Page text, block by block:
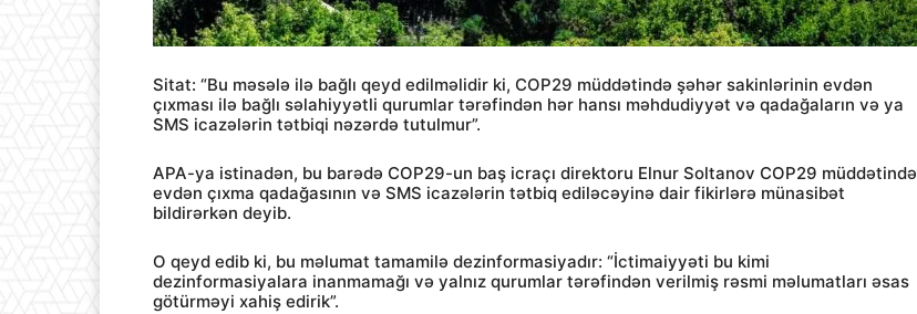
Sitat: “Bu məsələ ilə bağlı qeyd edilməlidir ki, COP29 müddətində şəhər sakinlərinin evdən
çıxması ilə bağlı səlahiyyətli qurumlar tərəfindən hər hansı məhdudiyyət və qadağaların və ya
SMS icazələrin tətbiqi nəzərdə tutulmur”.
APA-ya istinadən, bu barədə COP29-un baş icraçı direktoru Elnur Soltanov COP29 müddətində
evdən çıxma qadağasının və SMS icazələrin tətbiq ediləcəyinə dair fikirlərə münasibət
bildirərkən deyib.
O qeyd edib ki, bu məlumat tamamilə dezinformasiyadır: “İctimaiyyəti bu kimi
dezinformasiyalara inanmamağı və yalnız qurumlar tərəfindən verilmiş rəsmi məlumatları əsas
götürməyi xahiş edirik”.